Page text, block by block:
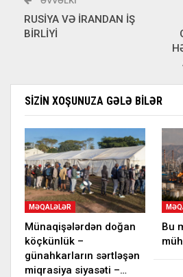
RUSİYA VƏ İRANDAN İŞ
BİRLİYİ
SIZIN XOŞUNUZA GƏLƏ BILƏR
MƏQALƏLƏR
Münaqişələrdən doğan
köçkünlük –
günahkarların sərtləşən
miqrasiya siyasəti –…
Bu